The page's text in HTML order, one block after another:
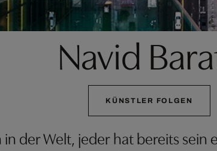
Navid
KÜNSTLER FOLGEN
der Welt, jeder hat bereits